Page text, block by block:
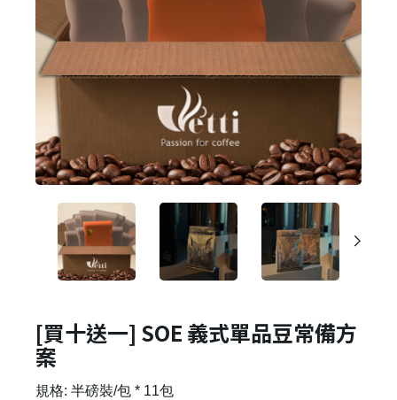
[買十送一] SOE 義式單品豆常備方
案
規格: 半磅裝/包 * 11包